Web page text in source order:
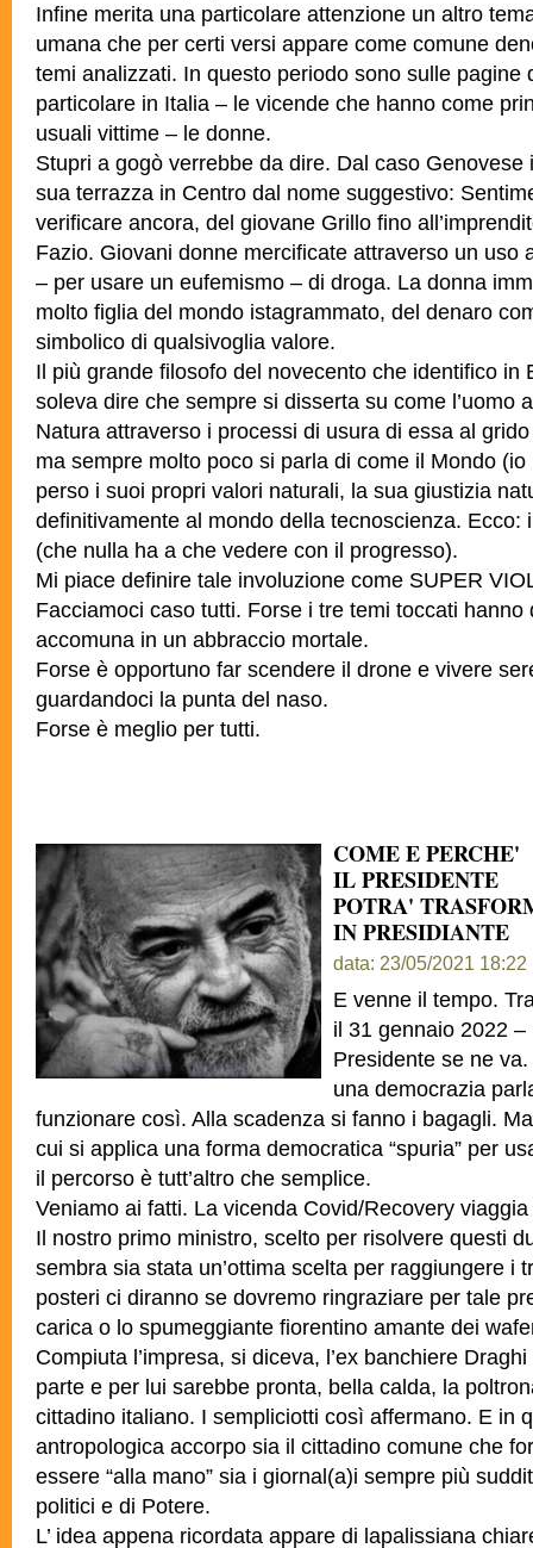
Infine merita una particolare attenzione un altro
umana che per certi versi appare come comune
temi analizzati. In questo periodo sono sulle pagine
particolare in Italia – le vicende che hanno come
usuali vittime – le donne.
Stupri a gogò verrebbe da dire. Dal caso
sua terrazza in Centro dal nome suggestivo:
verificare ancora, del giovane Grillo fino
Fazio. Giovani donne mercificate attraverso un uso
– per usare un eufemismo – di droga. La donna
molto figlia del mondo istagrammato, del denaro
simbolico di qualsivoglia valore.
Il più grande filosofo del novecento che identifico in
soleva dire che sempre si disserta su come l’uomo
Natura attraverso i processi di usura di essa al
ma sempre molto poco si parla di come il Mondo
perso i suoi propri valori naturali, la sua giustizia
definitivamente al mondo della tecnoscienza. Ecco:
(che nulla ha a che vedere con il progresso).
Mi piace definire tale involuzione come SUPER
Facciamoci caso tutti. Forse i tre temi toccati
accomuna in un abbraccio mortale.
Forse è opportuno far scendere il drone e vivere
guardandoci la punta del naso.
Forse è meglio per tutti.
COME E PERCHE'
IL PRESIDENTE
POTRA'
IN PRESIDIANTE
data: 23/05/2021 18:22
E venne il tempo.
il 31 gennaio 2022
Presidente se ne
una democrazia
funzionare così. Alla scadenza si fanno i bagagli.
cui si applica una forma democratica “spuria” per
il percorso è tutt’altro che semplice.
Veniamo ai fatti. La vicenda Covid/Recovery
Il nostro primo ministro, scelto per risolvere questi
sembra sia stata un’ottima scelta per raggiungere i
posteri ci diranno se dovremo ringraziare per tale
carica o lo spumeggiante fiorentino amante dei
Compiuta l’impresa, si diceva, l’ex banchiere
parte e per lui sarebbe pronta, bella calda, la
cittadino italiano. I sempliciotti così affermano. E in
antropologica accorpo sia il cittadino comune che
essere “alla mano” sia i giornal(a)i sempre più
politici e di Potere.
L’ idea appena ricordata appare di lapalissiana